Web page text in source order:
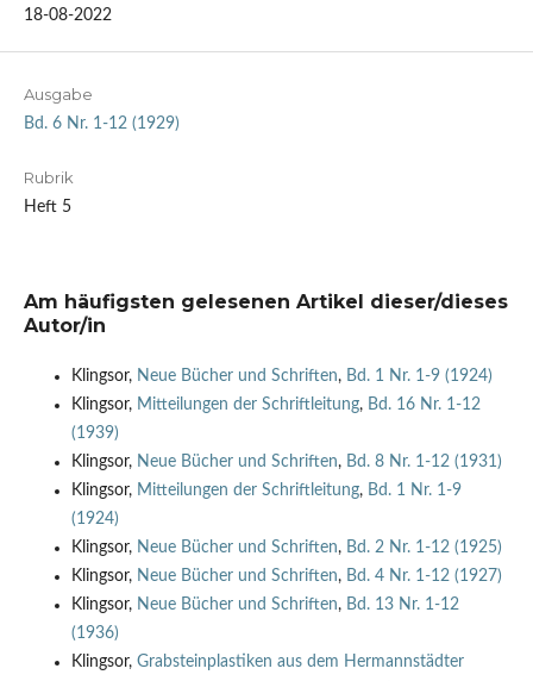
18-08-2022
Ausgabe
Bd. 6 Nr. 1-12 (1929)
Rubrik
Heft 5
Am häufigsten gelesenen Artikel dieser/dieses
Autor/in
Klingsor, Neue Bücher und Schriften, Bd. 1 Nr. 1-9 (1924)
Klingsor, Mitteilungen der Schriftleitung, Bd. 16 Nr. 1-12
(1939)
Klingsor, Neue Bücher und Schriften, Bd. 8 Nr. 1-12 (1931)
Klingsor, Mitteilungen der Schriftleitung, Bd. 1 Nr. 1-9
(1924)
Klingsor, Neue Bücher und Schriften, Bd. 2 Nr. 1-12 (1925)
Klingsor, Neue Bücher und Schriften, Bd. 4 Nr. 1-12 (1927)
Klingsor, Neue Bücher und Schriften, Bd. 13 Nr. 1-12
(1936)
Klingsor, Grabsteinplastiken aus dem Hermannstädter